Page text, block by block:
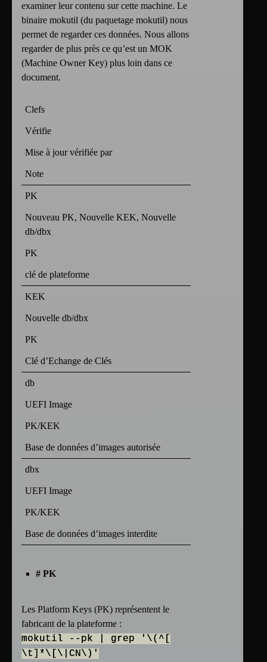
examiner leur contenu sur cette machine. Le
binaire mokutil (du paquetage mokutil) nous
permet de regarder ces données. Nous allons
regarder de plus près ce qu’est un MOK
(Machine Owner Key) plus loin dans ce
document.
Clefs
Vérifie
Mise à jour vérifiée par
Note
PK
Nouveau PK, Nouvelle KEK, Nouvelle
db/dbx
PK
clé de plateforme
KEK
Nouvelle db/dbx
PK
Clé d’Echange de Clés
db
UEFI Image
PK/KEK
Base de données d’images autorisée
dbx
UEFI Image
PK/KEK
Base de données d’images interdite
# PK
Les Platform Keys (PK) représentent le
fabricant de la plateforme :
mokutil --pk | grep '\(^[
\t]*\[\|CN\)'